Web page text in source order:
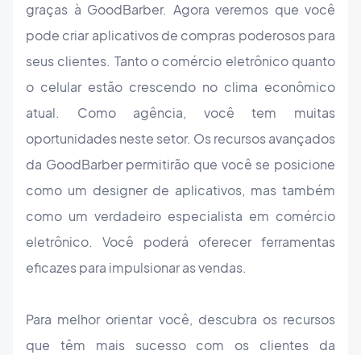
graças à GoodBarber. Agora veremos que você
pode criar aplicativos de compras poderosos para
seus clientes. Tanto o comércio eletrônico quanto
o celular estão crescendo no clima econômico
atual. Como agência, você tem muitas
oportunidades neste setor. Os recursos avançados
da GoodBarber permitirão que você se posicione
como um designer de aplicativos, mas também
como um verdadeiro especialista em comércio
eletrônico. Você poderá oferecer ferramentas
eficazes para impulsionar as vendas.
Para melhor orientar você, descubra os recursos
que têm mais sucesso com os clientes da